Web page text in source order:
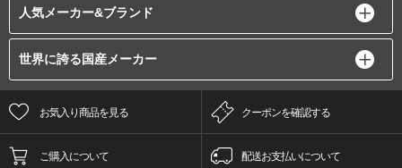
人気メーカー&ブランド
世界に誇る国産メーカー
お気入り商品を見る クーポンを確認する
ご購入について 配送お支払いについて